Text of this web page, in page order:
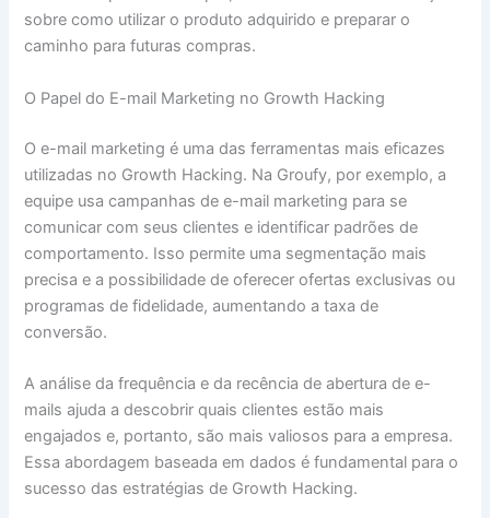
sobre como utilizar o produto adquirido e preparar o
caminho para futuras compras.
O Papel do E-mail Marketing no Growth Hacking
O e-mail marketing é uma das ferramentas mais eficazes
utilizadas no Growth Hacking. Na Groufy, por exemplo, a
equipe usa campanhas de e-mail marketing para se
comunicar com seus clientes e identificar padrões de
comportamento. Isso permite uma segmentação mais
precisa e a possibilidade de oferecer ofertas exclusivas ou
programas de fidelidade, aumentando a taxa de
conversão.
A análise da frequência e da recência de abertura de e-
mails ajuda a descobrir quais clientes estão mais
engajados e, portanto, são mais valiosos para a empresa.
Essa abordagem baseada em dados é fundamental para o
sucesso das estratégias de Growth Hacking.